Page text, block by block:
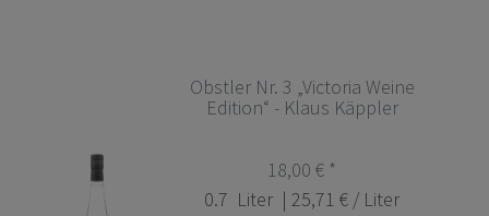
Obstler Nr. 3 „Victoria Weine
Edition“ - Klaus Käppler
18,00 € *
0.7 Liter | 25,71 € / Liter